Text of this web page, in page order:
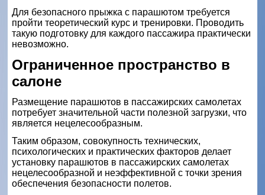
Для безопасного прыжка с парашютом требуется
пройти теоретический курс и тренировки. Проводить
такую подготовку для каждого пассажира практически
невозможно.
Ограниченное пространство в
салоне
Размещение парашютов в пассажирских самолетах
потребует значительной части полезной загрузки, что
является нецелесообразным.
Таким образом, совокупность технических,
психологических и практических факторов делает
установку парашютов в пассажирских самолетах
нецелесообразной и неэффективной с точки зрения
обеспечения безопасности полетов.